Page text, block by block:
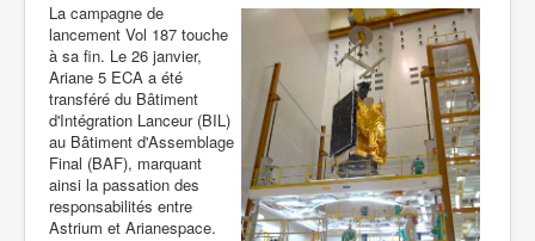
La campagne de
lancement Vol 187 touche
à sa fin. Le 26 janvier,
Ariane 5 ECA a été
transféré du Bâtiment
d'Intégration Lanceur (BIL)
au Bâtiment d'Assemblage
Final (BAF), marquant
ainsi la passation des
responsabilités entre
Astrium et Arianespace.